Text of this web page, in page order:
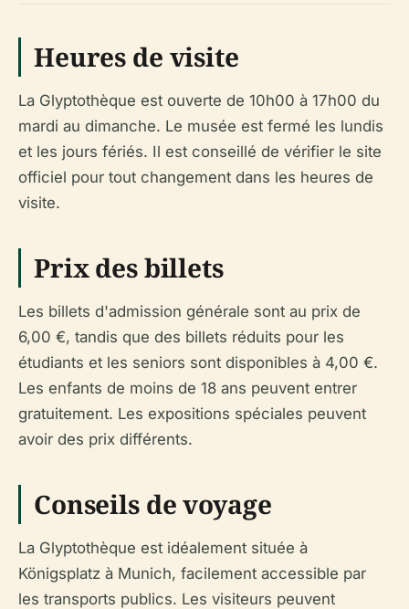
Heures de visite
La Glyptothèque est ouverte de 10h00 à 17h00 du
mardi au dimanche. Le musée est fermé les lundis
et les jours fériés. Il est conseillé de vérifier le site
officiel pour tout changement dans les heures de
visite.
Prix des billets
Les billets d'admission générale sont au prix de
6,00 €, tandis que des billets réduits pour les
étudiants et les seniors sont disponibles à 4,00 €.
Les enfants de moins de 18 ans peuvent entrer
gratuitement. Les expositions spéciales peuvent
avoir des prix différents.
Conseils de voyage
La Glyptothèque est idéalement située à
Königsplatz à Munich, facilement accessible par
les transports publics. Les visiteurs peuvent